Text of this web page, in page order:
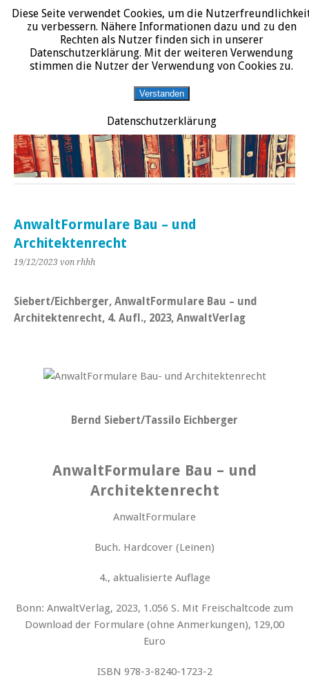
START DATENSCHUTZERKLÄRUNG IMPRESSUM ÜBER JURALIT
JURALIT
Rezensionen juristischer Literatur
AnwaltFormulare Bau – und
Architektenrecht
19/12/2023 von rhhh
Siebert/Eichberger, AnwaltFormulare Bau – und
Architektenrecht, 4. Aufl., 2023, AnwaltVerlag
Bernd Siebert/Tassilo Eichberger
AnwaltFormulare Bau – und
Architektenrecht
AnwaltFormulare
Buch. Hardcover (Leinen)
4., aktualisierte Auflage
Bonn: AnwaltVerlag, 2023, 1.056 S. Mit Freischaltcode zum
Download der Formulare (ohne Anmerkungen), 129,00
Euro
ISBN 978-3-8240-1723-2
Diese Seite verwendet Cookies, um die
zu verbessern. Nähere Informationen dazu und zu den
Rechten als Nutzer finden sich in unserer
Datenschutzerklärung. Mit der weiteren Verwendung
stimmen die Nutzer der Verwendung von Cookies zu.
Verstanden
Datenschutzerklärung